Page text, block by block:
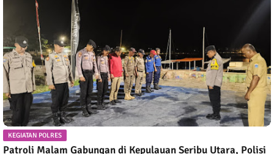
KEGIATAN POLRES
Patroli Malam Gabungan di Kepulauan Seribu Utara, Polisi